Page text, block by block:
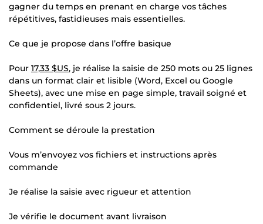
gagner du temps en prenant en charge vos tâches
répétitives, fastidieuses mais essentielles.
Ce que je propose dans l’offre basique
Pour 17,33 $US, je réalise la saisie de 250 mots ou 25 lignes
dans un format clair et lisible (Word, Excel ou Google
Sheets), avec une mise en page simple, travail soigné et
confidentiel, livré sous 2 jours.
Comment se déroule la prestation
Vous m’envoyez vos fichiers et instructions après
commande
Je réalise la saisie avec rigueur et attention
Je vérifie le document avant livraison